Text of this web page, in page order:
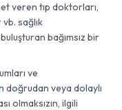
veren tıp doktorları,
sağlık
bağımsız bir
ve
doğrudan veya dolaylı
olmaksızın, ilgili